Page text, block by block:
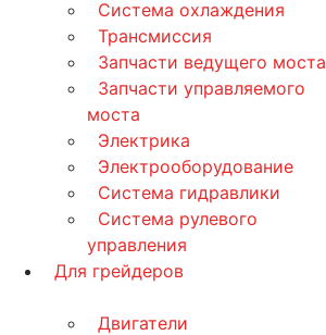
Система охлаждения
Трансмиссия
Запчасти ведущего моста
Запчасти управляемого
моста
Электрика
Электрооборудование
Система гидравлики
Система рулевого
управления
Для грейдеров
Двигатели